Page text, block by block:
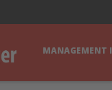
MANAGEMENT